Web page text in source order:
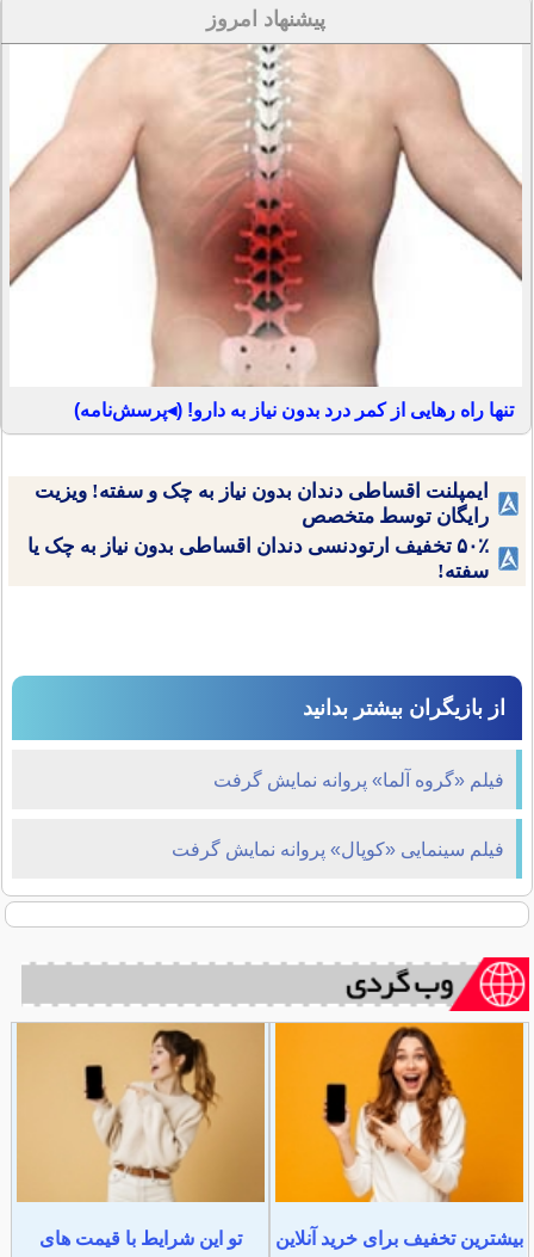
پیشنهاد امروز
تنها راه رهایی از کمر درد بدون نیاز به دارو! (◂پرسش‌نامه)
ایمپلنت اقساطی دندان بدون نیاز به چک و سفته! ویزیت
رایگان توسط متخصص
۵۰٪ تخفیف ارتودنسی دندان اقساطی بدون نیاز به چک یا
سفته!
از بازیگران بیشتر بدانید
فیلم «گروه آلما» پروانه نمایش گرفت
فیلم سینمایی «کوپال» پروانه نمایش گرفت
بیشترین تخفیف برای خرید آنلاین تو این شرایط با قیمت های